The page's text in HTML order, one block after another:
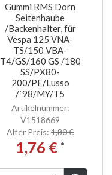
Gummi RMS Dorn
Seitenhaube
/Backenhalter, für
Vespa 125 VNA-
TS/150 VBA-
T4/GS/160 GS /180
SS/PX80-
200/PE/Lusso
/`98/MY/T5
Artikelnummer:
V1518669
Alter Preis: 1,80 €
1,76 € *